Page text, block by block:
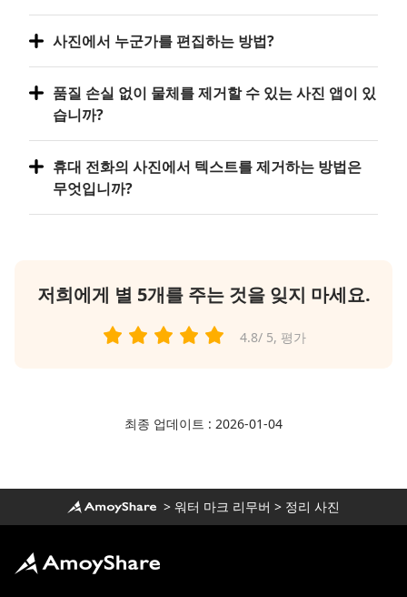
사진에서 누군가를 편집하는 방법?
품질 손실 없이 물체를 제거할 수 있는 사진 앱이 있
습니까?
휴대 전화의 사진에서 텍스트를 제거하는 방법은
무엇입니까?
저희에게 별 5개를 주는 것을 잊지 마세요.
4.8/ 5, 평가
최종 업데이트 : 2026-01-04
> 워터 마크 리무버 > 정리 사진